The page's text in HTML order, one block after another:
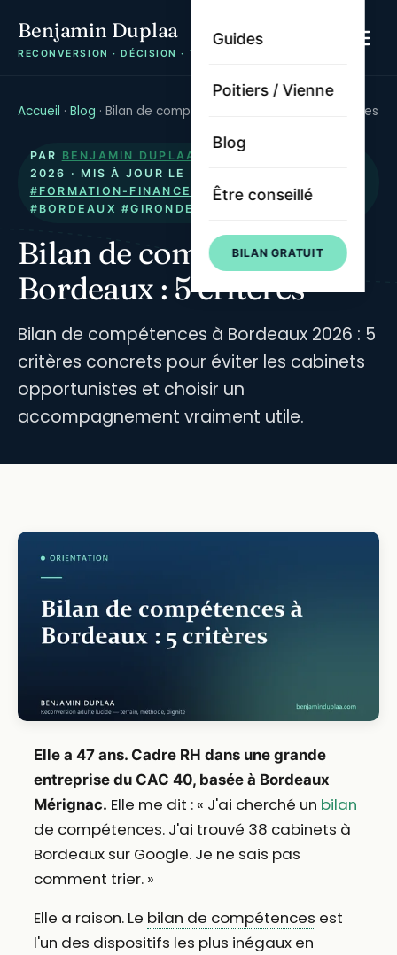
Benjamin Duplaa
RECONVERSION · DÉCISION · TRAJECTOIRE
Guides
Poitiers / Vienne
Blog
Être conseillé
BILAN GRATUIT
Accueil · Blog · Bilan de compétences à Bordeaux : 5 critères
PAR BENJAMIN DUPLAA · PUBLIÉ LE
2026 · MIS À JOUR LE 13 JUILLET 2026
#FORMATION-FINANCEMENT #BILAN
#BORDEAUX #GIRONDE
Bilan de compétences à
Bordeaux : 5 critères
Bilan de compétences à Bordeaux 2026 : 5
critères concrets pour éviter les cabinets
opportunistes et choisir un
accompagnement vraiment utile.
Elle a 47 ans. Cadre RH dans une grande
entreprise du CAC 40, basée à Bordeaux
Mérignac. Elle me dit : « J'ai cherché un bilan
de compétences. J'ai trouvé 38 cabinets à
Bordeaux sur Google. Je ne sais pas
comment trier. »
Elle a raison. Le bilan de compétences est
l'un des dispositifs les plus inégaux en